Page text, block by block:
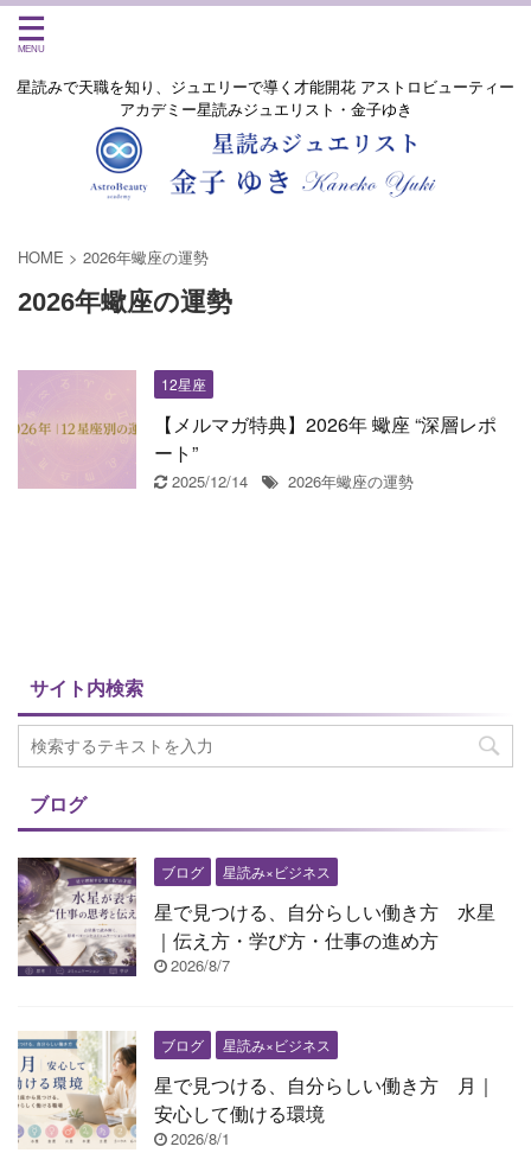
星読みで天職を知り、ジュエリーで導く才能開花 アストロビューティー
アカデミー星読みジュエリスト・金子ゆき
HOME > 2026年蠍座の運勢
2026年蠍座の運勢
12星座
【メルマガ特典】2026年 蠍座 “深層レポ
ート”
2025/12/14 2026年蠍座の運勢
サイト内検索
ブログ
ブログ 星読み×ビジネス
星で見つける、自分らしい働き方 水星
｜伝え方・学び方・仕事の進め方
2026/8/7
ブログ 星読み×ビジネス
星で見つける、自分らしい働き方 月｜
安心して働ける環境
2026/8/1